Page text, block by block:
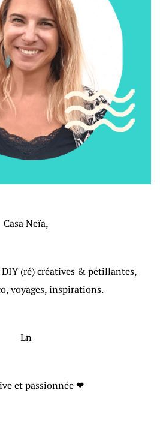
Casa Neïa,
DIY (ré) créatives & pétillantes,
voyages, inspirations.
Ln
et passionnée ❤